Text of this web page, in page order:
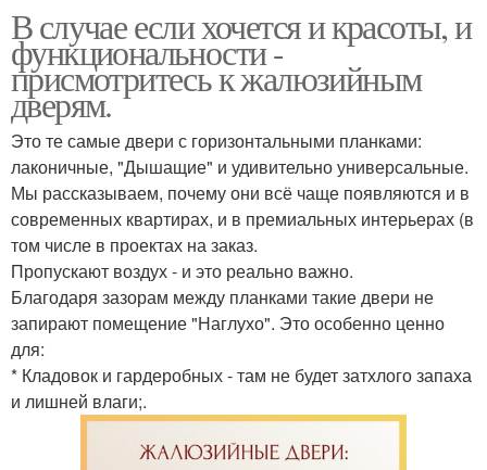
В случае если хочется и красоты, и
функциональности -
присмотритесь к жалюзийным
дверям.
Это те самые двери с горизонтальными планками:
лаконичные, "Дышащие" и удивительно универсальные.
Мы рассказываем, почему они всё чаще появляются и в
современных квартирах, и в премиальных интерьерах (в
том числе в проектах на заказ.
Пропускают воздух - и это реально важно.
Благодаря зазорам между планками такие двери не
запирают помещение "Наглухо". Это особенно ценно
для:
* Кладовок и гардеробных - там не будет затхлого запаха
и лишней влаги;.